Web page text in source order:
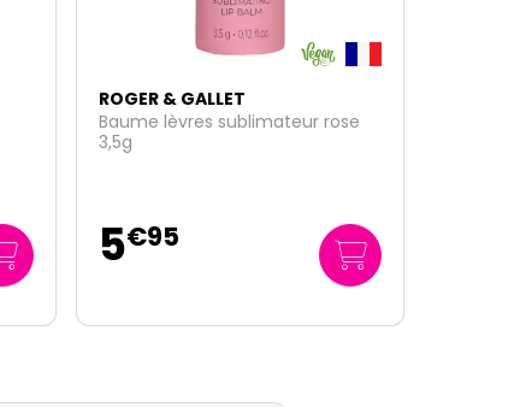
ROGER & GALLET
Gingembre rouge gel douche
bienfaisant 200ml
6€90